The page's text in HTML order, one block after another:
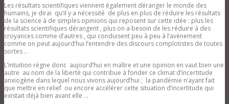
Les résultats scientifiques viennent également déranger le monde des
humains, je dirai qu’il y a nécessité de plus en plus de réduire les résultats
de la science à de simples opinions qui reposent sur cette idée : plus les
résultats scientifiques dérangent , plus on a besoin de les réduire à des
croyances comme d’autres , qui conduisent peu à peu à l’avènement
comme on peut aujourd’hui l’entendre des discours complotistes de toutes
sortes ..
L’intuition règne donc aujourd’hui en maître et une opinion en vaut bien une
autre au nom de la liberté qui contribue à fonder ce climat d’incertitude
anxiogène dans lequel nous vivons aujourd’hui ; la pandémie n’ayant fait
que mettre en relief ou encore accélérer cette situation d’incertitude qui
existait déjà bien avant elle …